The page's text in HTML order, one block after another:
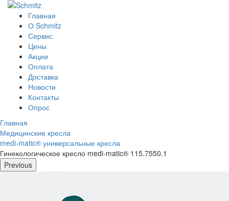
Главная
О Schmitz
Сервис
Цены
Акции
Оплата
Доставка
Новости
Контакты
Опрос
Главная
Медицинские кресла
medi-matic® универсальные кресла
Гинекологическое кресло medi-matic® 115.7550.1
Previous